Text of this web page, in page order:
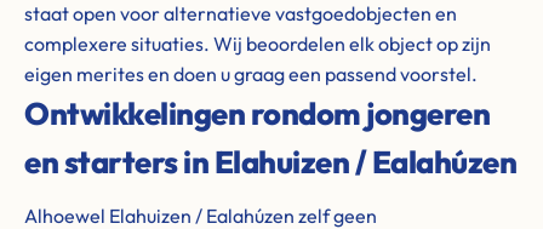
staat open voor alternatieve vastgoedobjecten en
complexere situaties. Wij beoordelen elk object op zijn
eigen merites en doen u graag een passend voorstel.
Ontwikkelingen rondom jongeren
en starters in Elahuizen / Ealahúzen
Alhoewel Elahuizen / Ealahúzen zelf geen